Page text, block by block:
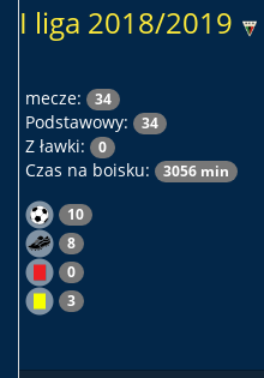
I liga 2018/2019
mecze: 34
Podstawowy: 34
Z ławki: 0
Czas na boisku: 3056 min
10
8
0
3